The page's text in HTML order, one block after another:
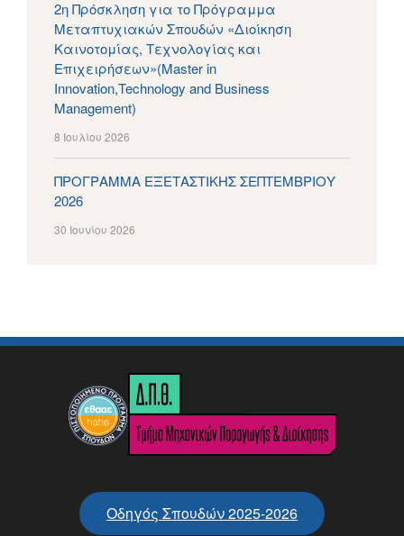
2η Πρόσκληση για το Πρόγραμμα
Μεταπτυχιακών Σπουδών «Διοίκηση
Καινοτομίας, Τεχνολογίας και
Επιχειρήσεων»(Master in
Innovation,Technology and Business
Management)
8 Ιουλίου 2026
ΠΡΟΓΡΑΜΜΑ ΕΞΕΤΑΣΤΙΚΗΣ ΣΕΠΤΕΜΒΡΙΟΥ
2026
30 Ιουνίου 2026
Οδηγός Σπουδών 2025-2026